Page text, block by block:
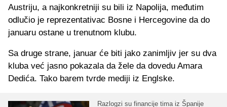
Austriju, a najkonkretniji su bili iz Napolija, međutim
odlučio je reprezentativac Bosne i Hercegovine da do
januaru ostane u trenutnom klubu.
Sa druge strane, januar će biti jako zanimljiv jer su dva
kluba već jasno pokazala da žele da dovedu Amara
Dedića. Tako barem tvrde mediji iz Englske.
Razlogzi su financije tima iz Španije